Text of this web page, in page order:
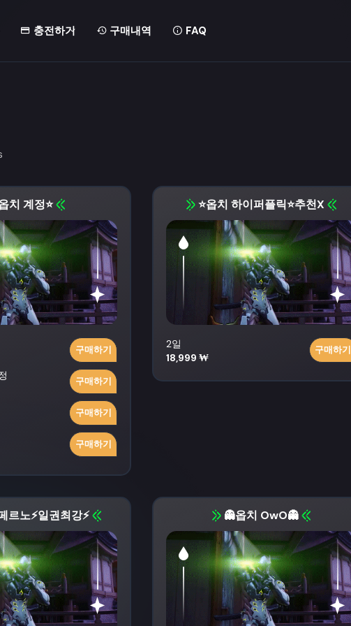
충전하기 구매내역 FAQ
치 계정⭐️
구매하기
구매하기
구매하기
구매하기
⭐옵치 하이퍼플릭⭐추천X
2일
18,999 ₩
구매하기
르노⚡일권최강⚡ 👻옵치 OwO👻